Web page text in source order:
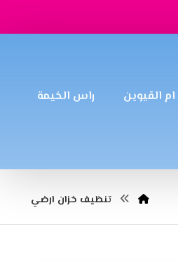
ام القيوين راس الخيمة
تنظيف خزان ارضي